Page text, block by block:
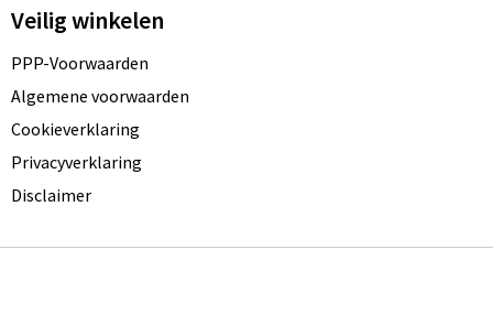
Veilig winkelen
PPP-Voorwaarden
Algemene voorwaarden
Cookieverklaring
Privacyverklaring
Disclaimer